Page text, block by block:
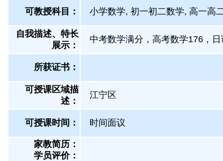
可教授科目： 小学数学, 初一初二数学, 高一高
自我描述、特长
展示 ：
中考数学满分，高考数学176，
所获证书 ：
可授课区域描
述：
江宁区
可授课时间： 时间面议
家教简历：
学员评价：